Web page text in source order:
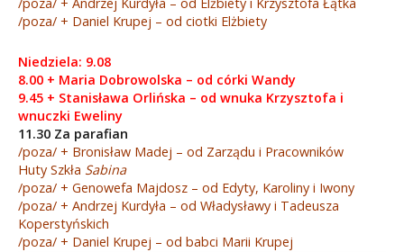
/poza/ + Daniel Krupej – od ciotki Elżbiety
Niedziela: 9.08
8.00 + Maria Dobrowolska – od córki Wandy
9.45 + Stanisława Orlińska – od wnuka Krzysztofa i
wnuczki Eweliny
11.30 Za parafian
/poza/ + Bronisław Madej – od Zarządu i Pracowników
Huty Szkła Sabina
/poza/ + Genowefa Majdosz – od Edyty, Karoliny i Iwony
/poza/ + Andrzej Kurdyła – od Władysławy i Tadeusza
Koperstyńskich
/poza/ + Daniel Krupej – od babci Marii Krupej